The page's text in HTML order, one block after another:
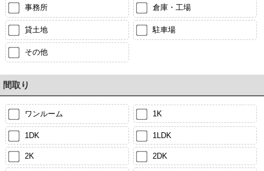
事務所 倉庫・工場
貸土地 駐車場
その他
間取り
ワンルーム 1K
1DK 1LDK
2K 2DK